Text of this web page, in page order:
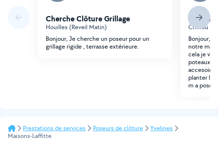
Cherche Clôture Grillage
Houilles (Reveil Matin)
Bonjour, Je cherche un poseur pour un
grillage rigide , terrasse extérieure.
Chatou
Bonjour,
notre
cela je
poteaux
planter
m a poser
Prestations de services Poseurs de clôture
Yvelines
Maisons-Laffitte